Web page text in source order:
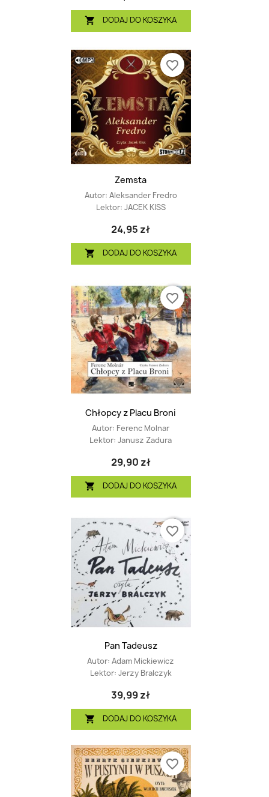
 DODAJ DO KOSZYKA
Zemsta
Autor: Aleksander Fredro
Lektor: JACEK KISS
24,95 zł
 DODAJ DO KOSZYKA
favorite_border
Chłopcy z Placu Broni
Autor: Ferenc Molnar
Lektor: Janusz Zadura
29,90 zł
 DODAJ DO KOSZYKA
favorite_border
Pan Tadeusz
Autor: Adam Mickiewicz
Lektor: Jerzy Bralczyk
39,99 zł
 DODAJ DO KOSZYKA
favorite_border
favorite_border